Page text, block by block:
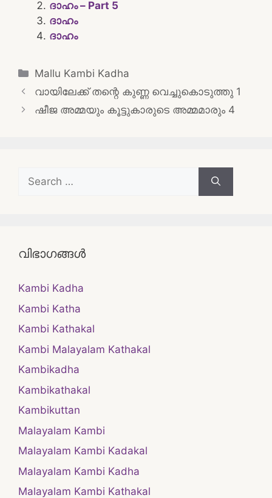
ദാഹം – Part 5
ദാഹം
ദാഹം
Categories
Mallu Kambi Kadha
Post
navigation
വായിലേക്ക് തന്റെ കുണ്ണ വെച്ചുകൊടുത്തു 1
ഷീജ അമ്മയും കൂട്ടുകാരുടെ അമ്മമാരും 4
Search
for:
വിഭാഗങ്ങൾ
Kambi Kadha
Kambi Katha
Kambi Kathakal
Kambi Malayalam Kathakal
Kambikadha
Kambikathakal
Kambikuttan
Malayalam Kambi
Malayalam Kambi Kadakal
Malayalam Kambi Kadha
Malayalam Kambi Kathakal